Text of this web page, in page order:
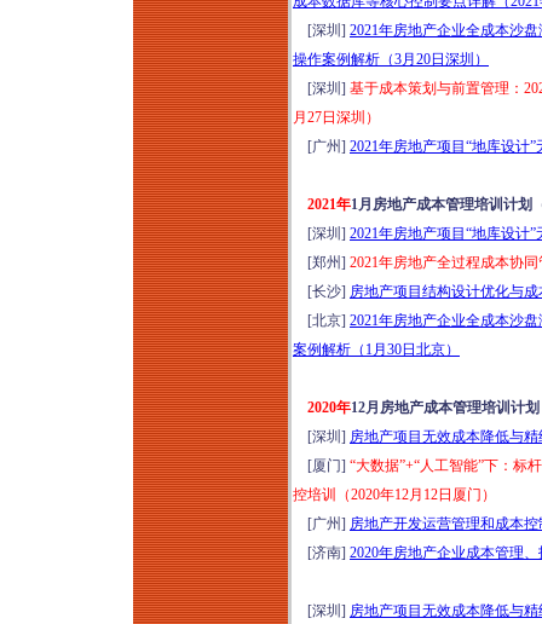
[深圳] 2021年房地产企业全成本沙
操作案例解析（3月20日深圳）
[深圳] 基于成本策划与前置管理：
月27日深圳）
[广州] 2021年房地产项目“地库设计
2021年1月房地产成本管理培训计划
[深圳] 2021年房地产项目“地库设计
[郑州] 2021年房地产全过程成本协
[长沙] 房地产项目结构设计优化与
[北京] 2021年房地产企业全成本沙
案例解析（1月30日北京）
2020年12月房地产成本管理培训计
[深圳] 房地产项目无效成本降低与
[厦门] “大数据”+“人工智能”下：标
控培训（2020年12月12日厦门）
[广州] 房地产开发运营管理和成本
[济南] 2020年房地产企业成本管理
[深圳] 房地产项目无效成本降低与